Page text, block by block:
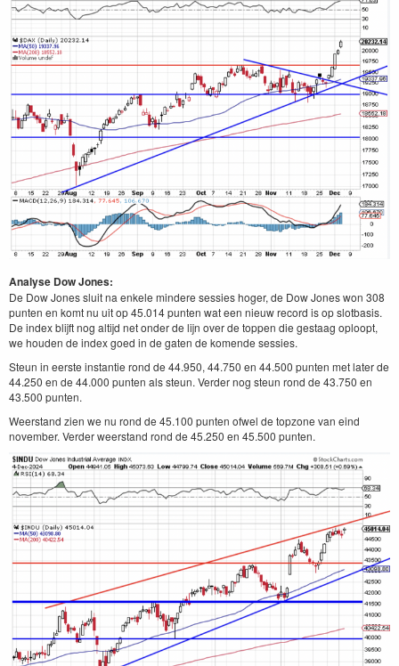
Analyse Dow Jones:
De Dow Jones sluit na enkele mindere sessies hoger, de Dow Jones won 308
punten en komt nu uit op 45.014 punten wat een nieuw record is op slotbasis.
De index blijft nog altijd net onder de lijn over de toppen die gestaag oploopt,
we houden de index goed in de gaten de komende sessies.
Steun in eerste instantie rond de 44.950, 44.750 en 44.500 punten met later de
44.250 en de 44.000 punten als steun. Verder nog steun rond de 43.750 en
43.500 punten.
Weerstand zien we nu rond de 45.100 punten ofwel de topzone van eind
november. Verder weerstand rond de 45.250 en 45.500 punten.